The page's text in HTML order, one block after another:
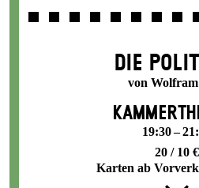
DIE
von
19:30 –
20 / 10 €
Karten ab